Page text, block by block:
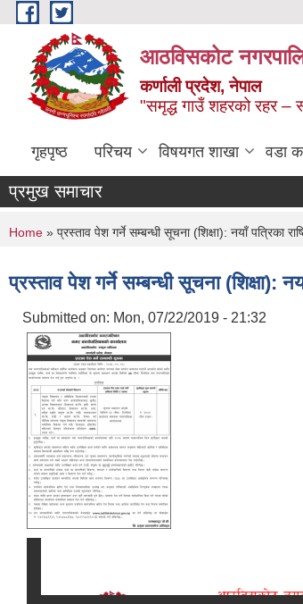
Skip to main content
आठविसकोट
कर्णाली प्रदेश, नेपाल
"समृद्ध गाउँ शहरको रहर
गृहपृष्ठ परिचय विषयगत शाखा वडा
प्रमुख समाचार
You are here
Home » प्रस्ताव पेश गर्ने सम्बन्धी सूचना (शिक्षा): नयाँ पत्रिका
प्रस्ताव पेश गर्ने सम्बन्धी सूचना (शिक्षा):
Submitted on: Mon, 07/22/2019 - 21:32